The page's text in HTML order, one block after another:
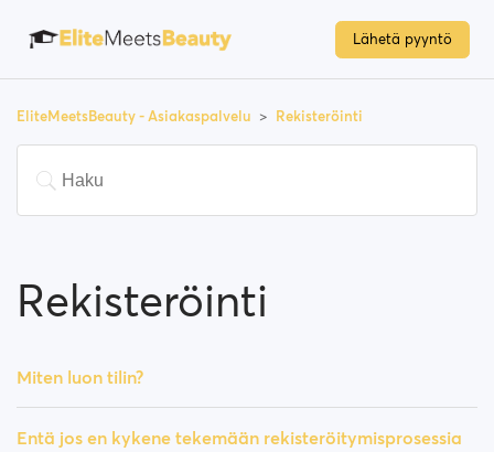
Lähetä pyyntö
EliteMeetsBeauty - Asiakaspalvelu Rekisteröinti
Rekisteröinti
Miten luon tilin?
Entä jos en kykene tekemään rekisteröitymisprosessia